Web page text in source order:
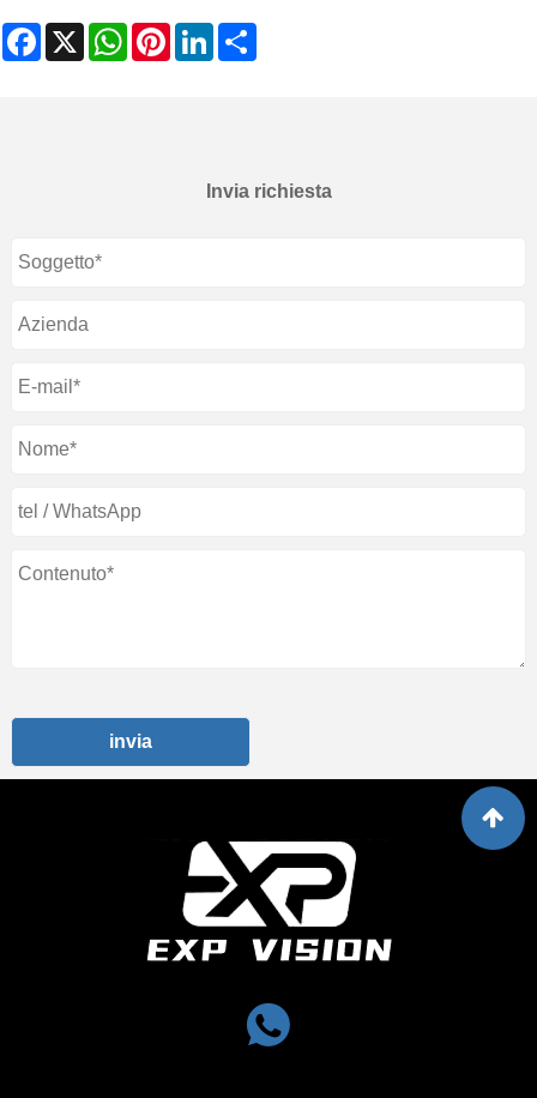
Facebook
X WhatsAppPinterestLinkedIn
Invia richiesta
invia